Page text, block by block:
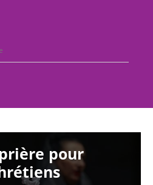
pour